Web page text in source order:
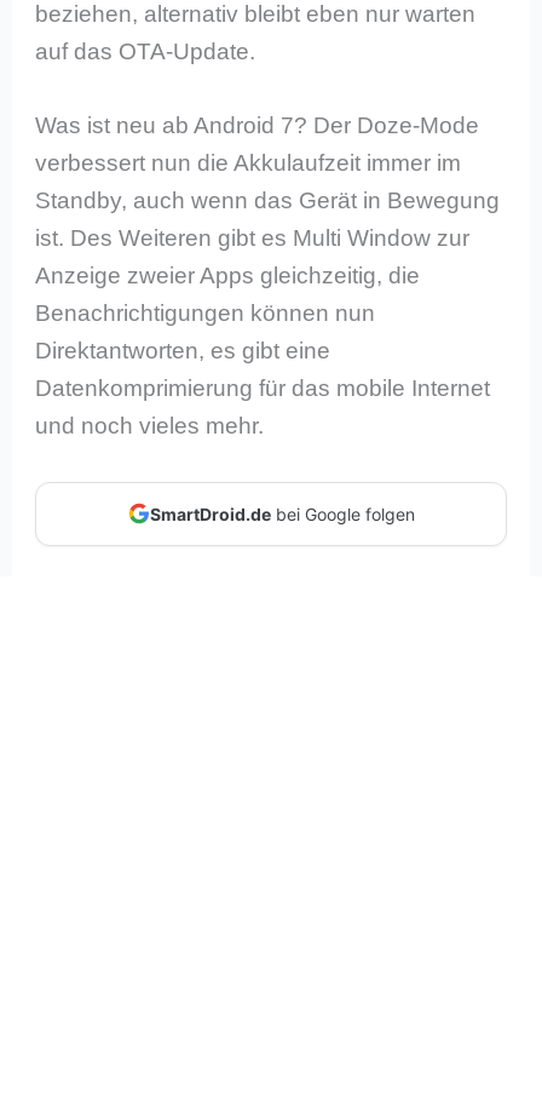
beziehen, alternativ bleibt eben nur warten
auf das OTA-Update.
Was ist neu ab Android 7? Der Doze-Mode
verbessert nun die Akkulaufzeit immer im
Standby, auch wenn das Gerät in Bewegung
ist. Des Weiteren gibt es Multi Window zur
Anzeige zweier Apps gleichzeitig, die
Benachrichtigungen können nun
Direktantworten, es gibt eine
Datenkomprimierung für das mobile Internet
und noch vieles mehr.
SmartDroid.debei Google folgen